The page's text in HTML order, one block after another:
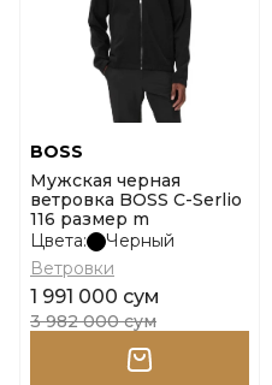
BOSS
Мужская черная
ветровка BOSS C-Serlio
116 размер m
Цвета:
Черный
Ветровки
1 991 000 сум
3 982 000 сум